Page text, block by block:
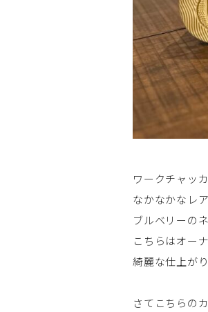
ワークチャッ
なかなかなレ
ブルベリーの
こちらはオー
綺麗な仕上が
さてこちらの